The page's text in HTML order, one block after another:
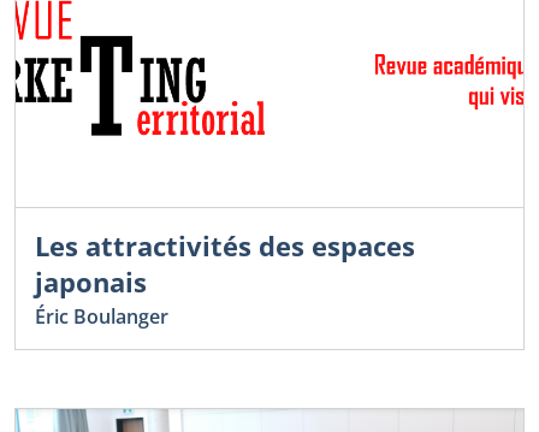
Les attractivités des espaces
japonais
Éric Boulanger